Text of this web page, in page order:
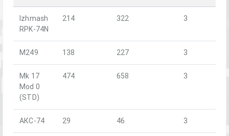
Izhmash
RPK-74N
214 322 3
M249 138 227 3
Mk 17
Mod 0
(STD)
474 658 3
АКС-74 29 46 3